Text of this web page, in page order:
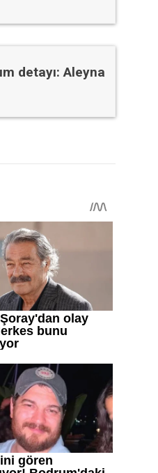
detayı: Aleyna